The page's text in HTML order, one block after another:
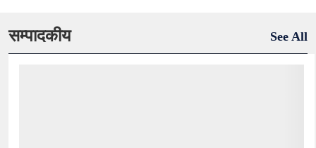
सम्पादकीय See All